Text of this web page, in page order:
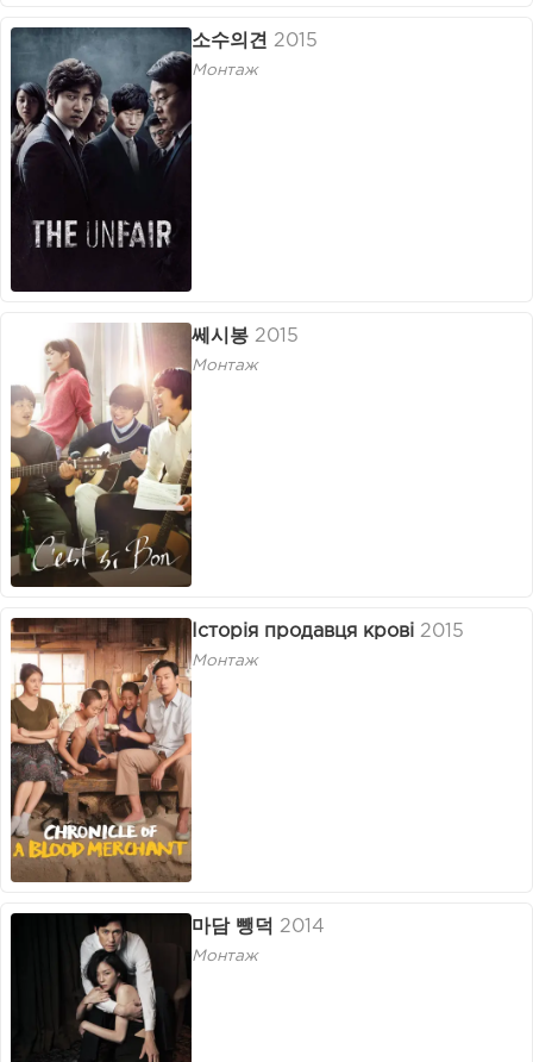
소수의견 2015
Монтаж
쎄시봉 2015
Монтаж
Історія продавця крові 2015
Монтаж
마담 뺑덕 2014
Монтаж